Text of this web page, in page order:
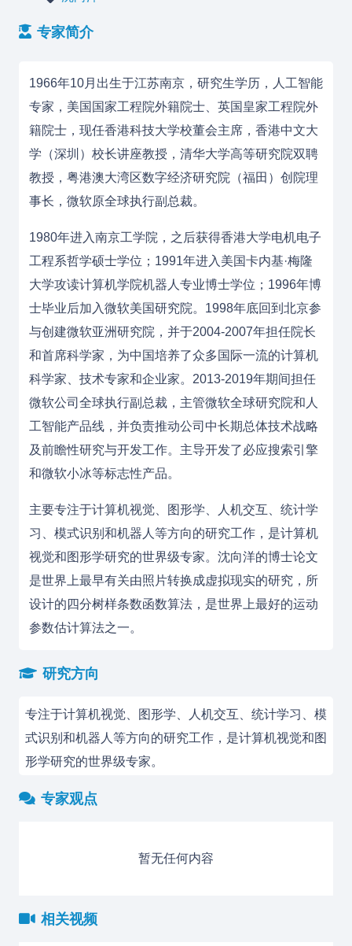
专家简介
1966年10月出生于江苏南京，研究生学历，人工智能
专家，美国国家工程院外籍院士、英国皇家工程院外
籍院士，现任香港科技大学校董会主席，香港中文大
学（深圳）校长讲座教授，清华大学高等研究院双聘
教授，粤港澳大湾区数字经济研究院（福田）创院理
事长，微软原全球执行副总裁。
1980年进入南京工学院，之后获得香港大学电机电子
工程系哲学硕士学位；1991年进入美国卡内基·梅隆
大学攻读计算机学院机器人专业博士学位；1996年博
士毕业后加入微软美国研究院。1998年底回到北京参
与创建微软亚洲研究院，并于2004-2007年担任院长
和首席科学家，为中国培养了众多国际一流的计算机
科学家、技术专家和企业家。2013-2019年期间担任
微软公司全球执行副总裁，主管微软全球研究院和人
工智能产品线，并负责推动公司中长期总体技术战略
及前瞻性研究与开发工作。主导开发了必应搜索引擎
和微软小冰等标志性产品。
主要专注于计算机视觉、图形学、人机交互、统计学
习、模式识别和机器人等方向的研究工作，是计算机
视觉和图形学研究的世界级专家。沈向洋的博士论文
是世界上最早有关由照片转换成虚拟现实的研究，所
设计的四分树样条数函数算法，是世界上最好的运动
参数估计算法之一。
研究方向
专注于计算机视觉、图形学、人机交互、统计学习、模
式识别和机器人等方向的研究工作，是计算机视觉和图
形学研究的世界级专家。
专家观点
暂无任何内容
相关视频